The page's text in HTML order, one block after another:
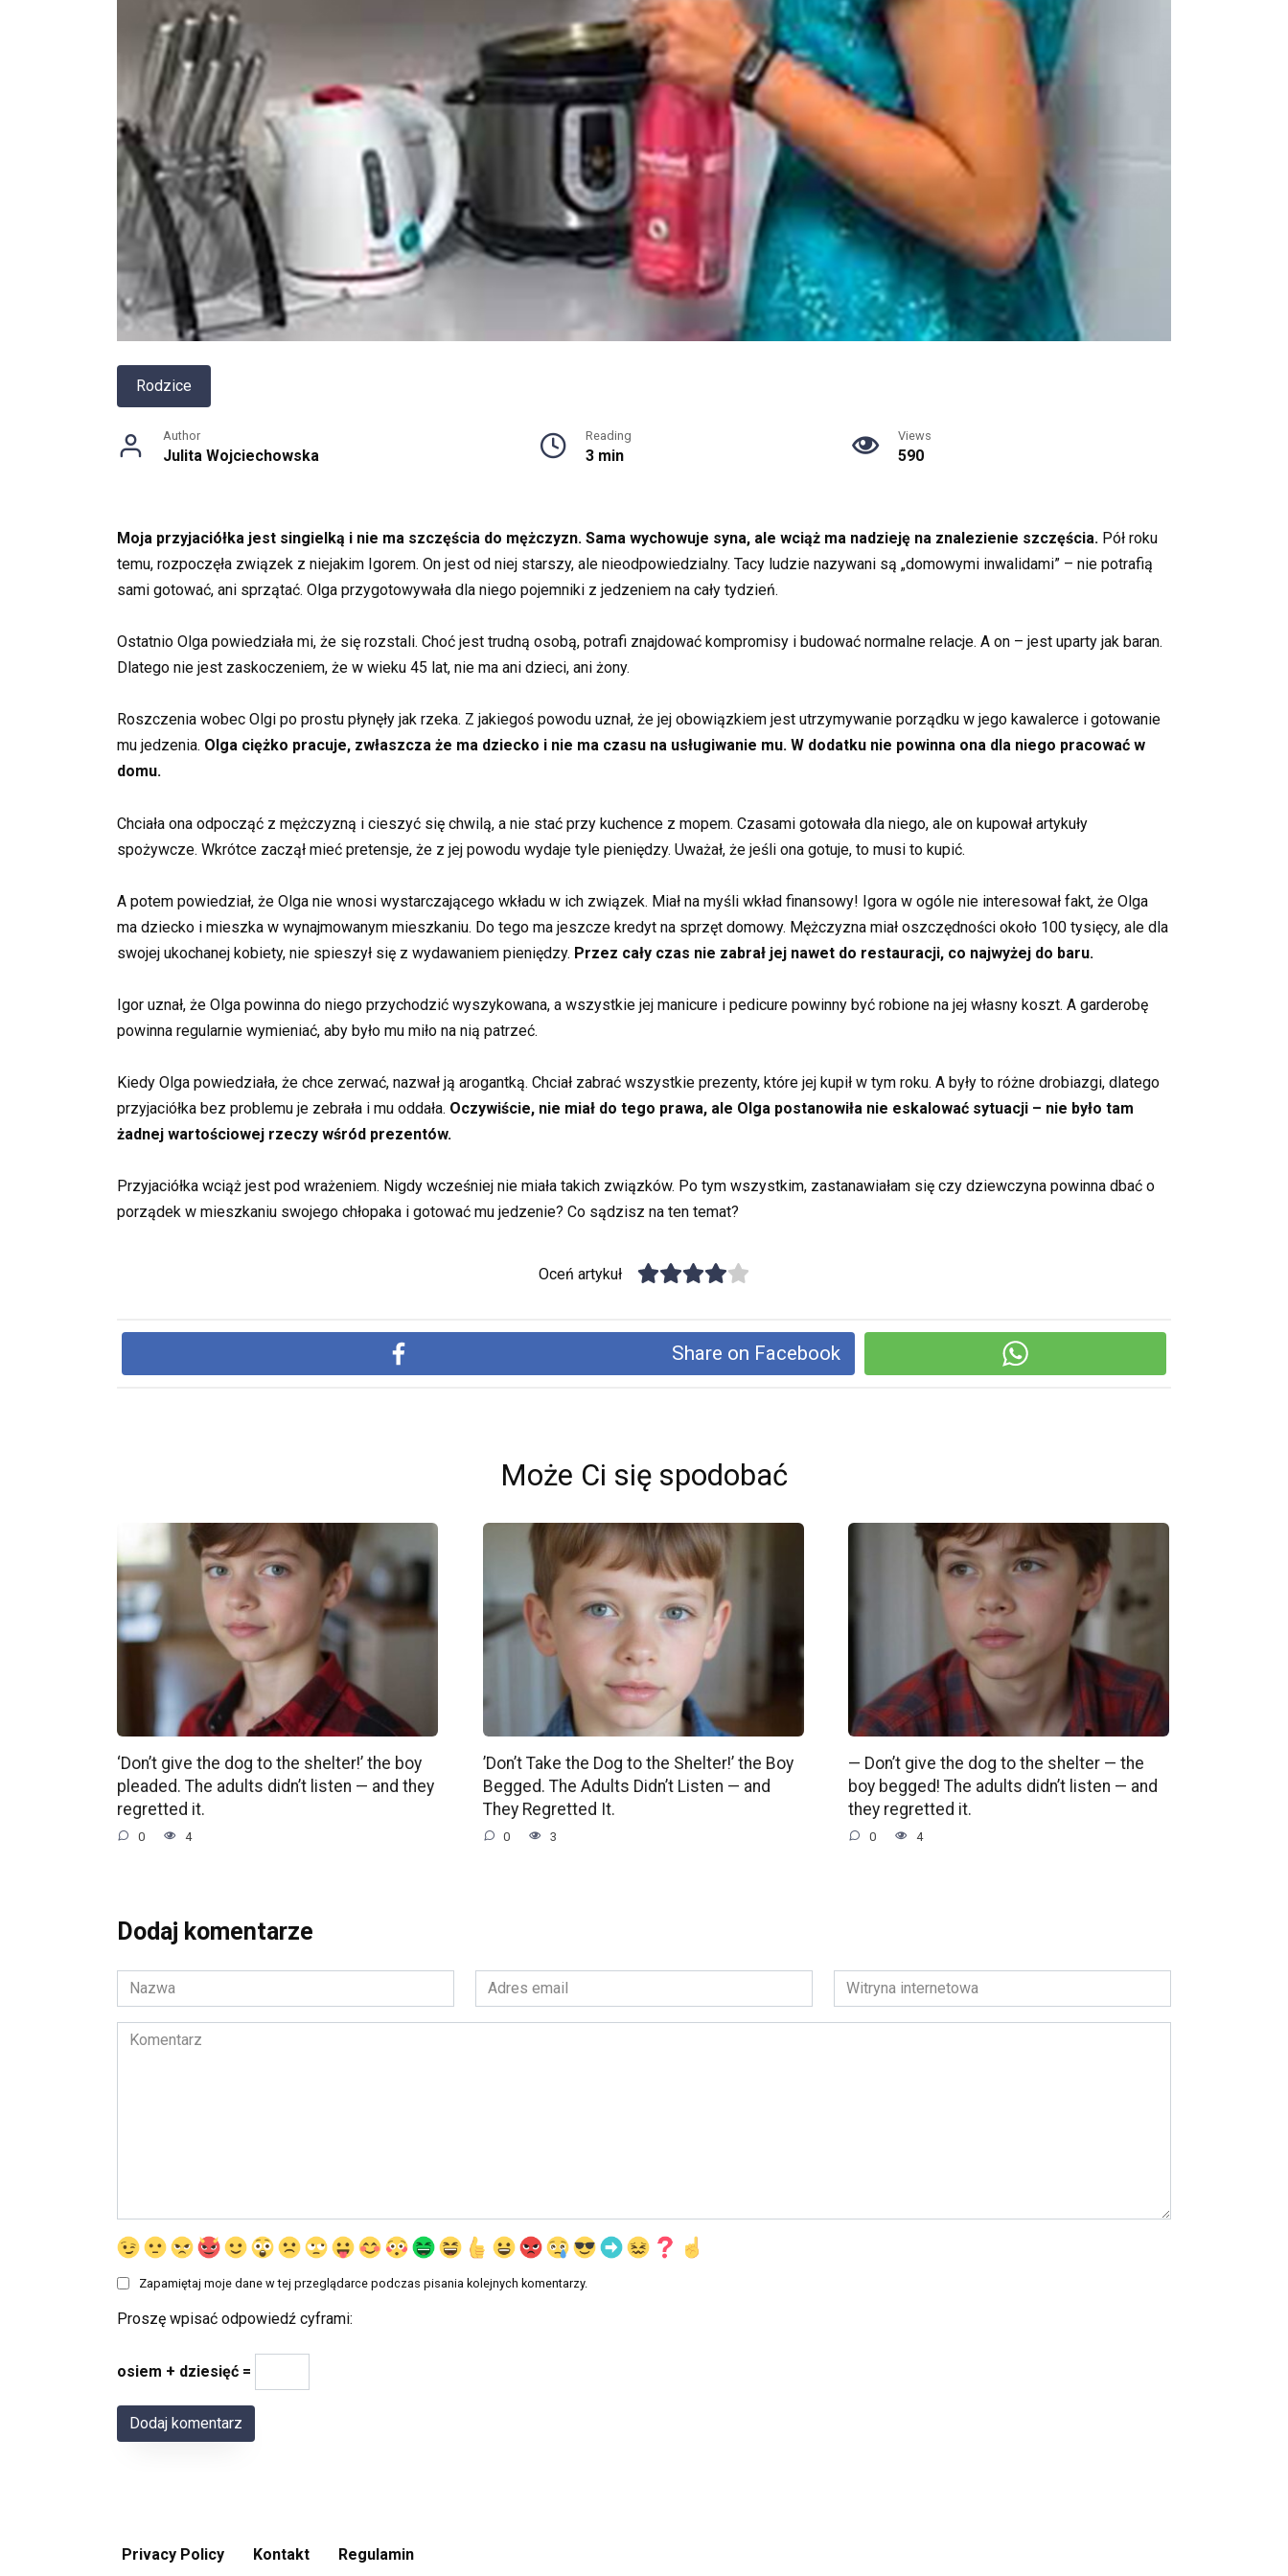
Rodzice
Author
Julita Wojciechowska
Reading
3 min
Views
590
Moja przyjaciółka jest singielką i nie ma szczęścia do mężczyzn. Sama wychowuje syna, ale wciąż ma nadzieję na znalezienie szczęścia. Pół roku
temu, rozpoczęła związek z niejakim Igorem. On jest od niej starszy, ale nieodpowiedzialny. Tacy ludzie nazywani są „domowymi inwalidami” – nie potrafią
sami gotować, ani sprzątać. Olga przygotowywała dla niego pojemniki z jedzeniem na cały tydzień.
Ostatnio Olga powiedziała mi, że się rozstali. Choć jest trudną osobą, potrafi znajdować kompromisy i budować normalne relacje. A on – jest uparty jak baran.
Dlatego nie jest zaskoczeniem, że w wieku 45 lat, nie ma ani dzieci, ani żony.
Roszczenia wobec Olgi po prostu płynęły jak rzeka. Z jakiegoś powodu uznał, że jej obowiązkiem jest utrzymywanie porządku w jego kawalerce i gotowanie
mu jedzenia. Olga ciężko pracuje, zwłaszcza że ma dziecko i nie ma czasu na usługiwanie mu. W dodatku nie powinna ona dla niego pracować w
domu.
Chciała ona odpocząć z mężczyzną i cieszyć się chwilą, a nie stać przy kuchence z mopem. Czasami gotowała dla niego, ale on kupował artykuły
spożywcze. Wkrótce zaczął mieć pretensje, że z jej powodu wydaje tyle pieniędzy. Uważał, że jeśli ona gotuje, to musi to kupić.
A potem powiedział, że Olga nie wnosi wystarczającego wkładu w ich związek. Miał na myśli wkład finansowy! Igora w ogóle nie interesował fakt, że Olga
ma dziecko i mieszka w wynajmowanym mieszkaniu. Do tego ma jeszcze kredyt na sprzęt domowy. Mężczyzna miał oszczędności około 100 tysięcy, ale dla
swojej ukochanej kobiety, nie spieszył się z wydawaniem pieniędzy. Przez cały czas nie zabrał jej nawet do restauracji, co najwyżej do baru.
Igor uznał, że Olga powinna do niego przychodzić wyszykowana, a wszystkie jej manicure i pedicure powinny być robione na jej własny koszt. A garderobę
powinna regularnie wymieniać, aby było mu miło na nią patrzeć.
Kiedy Olga powiedziała, że chce zerwać, nazwał ją arogantką. Chciał zabrać wszystkie prezenty, które jej kupił w tym roku. A były to różne drobiazgi, dlatego
przyjaciółka bez problemu je zebrała i mu oddała. Oczywiście, nie miał do tego prawa, ale Olga postanowiła nie eskalować sytuacji – nie było tam
żadnej wartościowej rzeczy wśród prezentów.
Przyjaciółka wciąż jest pod wrażeniem. Nigdy wcześniej nie miała takich związków. Po tym wszystkim, zastanawiałam się czy dziewczyna powinna dbać o
porządek w mieszkaniu swojego chłopaka i gotować mu jedzenie? Co sądzisz na ten temat?
Oceń artykuł
Share on Facebook
Może Ci się spodobać
‘Don’t give the dog to the shelter!’ the boy
pleaded. The adults didn’t listen — and they
regretted it.
0 4
’Don’t Take the Dog to the Shelter!’ the Boy
Begged. The Adults Didn’t Listen — and
They Regretted It.
0 3
— Don’t give the dog to the shelter — the
boy begged! The adults didn’t listen — and
they regretted it.
0 4
Dodaj komentarze
Nazwa
*
Adres
email
*
Witryna
internetowa
Komentarz
Zapamiętaj moje dane w tej przeglądarce podczas pisania kolejnych komentarzy.
Proszę wpisać odpowiedź cyframi:
osiem + dziesięć =
Privacy Policy Kontakt Regulamin